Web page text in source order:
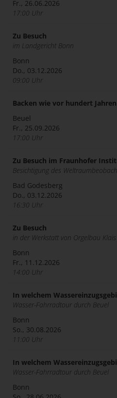
Fr., 26.06.2026
17:00 Uhr
Zu Besuch
im Landgericht Bonn
Bonn
Do., 03.12.2026
09:00 Uhr
Backen wie vor hundert
Beuel
Fr., 25.09.2026
17:00 Uhr
Zu Besuch im Fraunhofer
Besichtigung des
Bad Godesberg
Do., 03.12.2026
16:30 Uhr
Zu Besuch
in der Werkstatt von Orgelbau
Bonn
Fr., 11.12.2026
14:00 Uhr
In welchem
Wasser-Fahrradtour durch Beuel
Bonn
So., 30.08.2026
11:00 Uhr
In welchem
Wasser-Fahrradtour durch Beuel
Bonn